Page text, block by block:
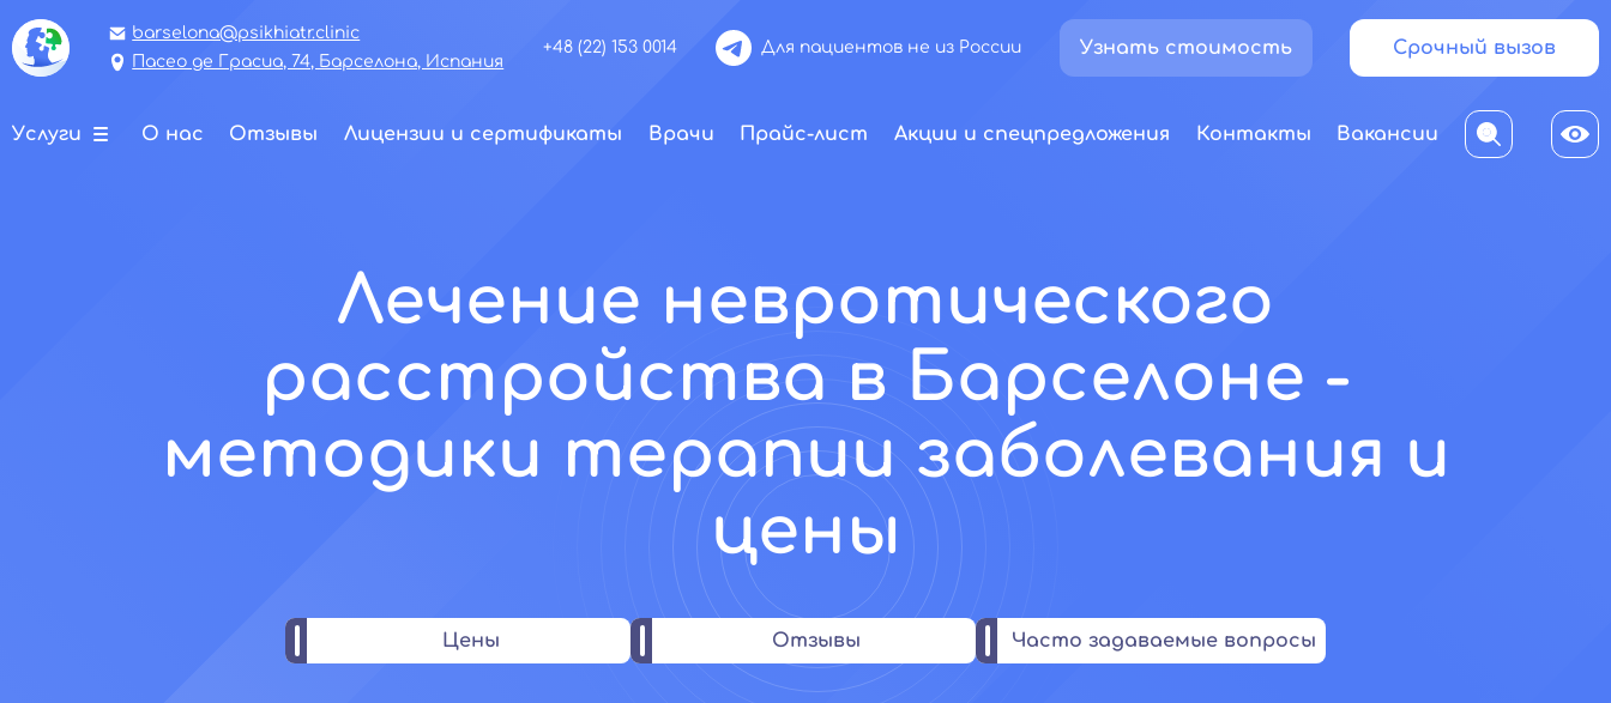
barselona@psikhiatr.clinic
Пасео де Грасиа, 74, Барселона, Испания
+48 (22) 153 0014 Для пациентов не из России Узнать стоимость Срочный вызов
Услуги О нас Отзывы Лицензии и сертификаты Врачи Прайс-лист Акции и спецпредложения Контакты Вакансии
Лечение невротического
расстройства в Барселоне -
методики терапии заболевания и
цены
Цены Отзывы Часто задаваемые вопросы